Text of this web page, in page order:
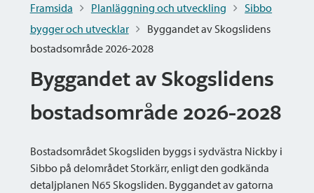
Framsida Planläggning och utveckling
Sibbo
bygger och utvecklar
Byggandet av Skogslidens
bostadsområde 2026-2028
Byggandet av Skogslidens
bostadsområde 2026-2028
Bostadsområdet Skogsliden byggs i sydvästra Nickby i
Sibbo på delområdet Storkärr, enligt den godkända
detaljplanen N65 Skogsliden. Byggandet av gatorna